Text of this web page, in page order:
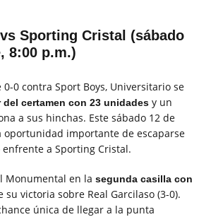
Sporting Cristal (sábado
8:00 p.m.)
0 contra Sport Boys, Universitario se
del certamen con 23 unidades y un
a sus hinchas. Este sábado 12 de
importante de escaparse
a Sporting Cristal.
Monumental en la segunda casilla con
su victoria sobre Real Garcilaso (3-0).
única de llegar a la punta